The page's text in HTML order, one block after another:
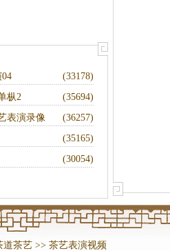
(33178)
(35694)
枞2
(36257)
表演录像
(35165)
(30054)
道茶艺 >> 茶艺表演视频